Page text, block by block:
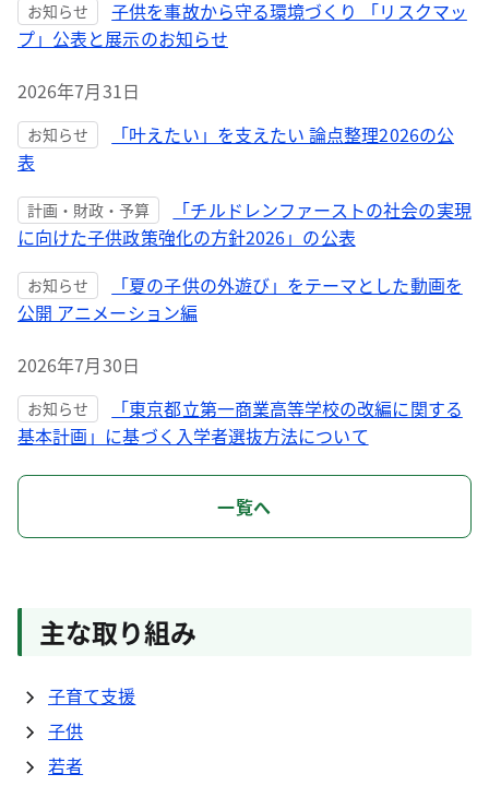
お知らせ
子供を事故から守る環境づくり 「リスクマッ
プ」公表と展示のお知らせ
2026年7月31日
お知らせ
「叶えたい」を支えたい 論点整理2026の公
表
計画・財政・予算
「チルドレンファーストの社会の実現
に向けた子供政策強化の方針2026」の公表
お知らせ
「夏の子供の外遊び」をテーマとした動画を
公開 アニメーション編
2026年7月30日
お知らせ
「東京都立第一商業高等学校の改編に関する
基本計画」に基づく入学者選抜方法について
一覧へ
主な取り組み
子育て支援
子供
若者